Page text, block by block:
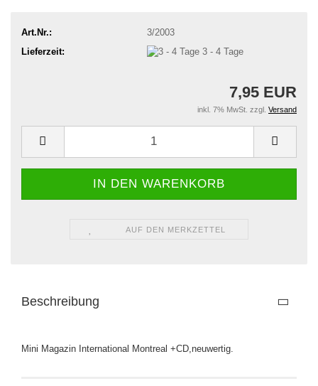
Art.Nr.:
3/2003
Lieferzeit:
3 - 4 Tage
7,95 EUR
inkl. 7% MwSt. zzgl. Versand
AUF DEN MERKZETTEL
Beschreibung
Mini Magazin International Montreal +CD,neuwertig.